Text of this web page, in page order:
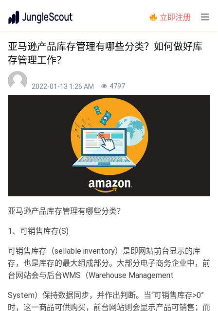
立即注册
亚马逊产品库存管理有哪些分类？如何做好库
存管理工作？
2022-01-13 1:26 AM 4797
亚马逊产品库存管理有哪些分类？
1、可销售库存(S)
可销售库存（sellable inventory）是即网站前台显示的库
存，也是库存的最大组成部分。大部分电子商务企业中，前
台网站会与后台WMS（Warehouse Management
System）保持数据同步，并作出判断。当“可销售库存>0”
时，这一商品可供购买，前台网站则会显示产品可销售；而